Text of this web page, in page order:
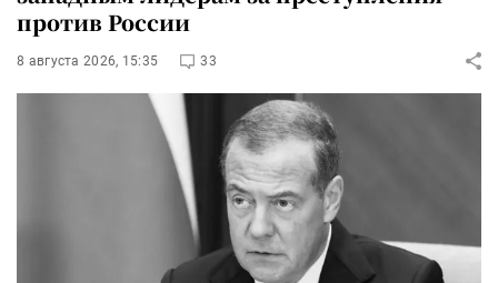
против России
8 августа 2026, 15:35 33